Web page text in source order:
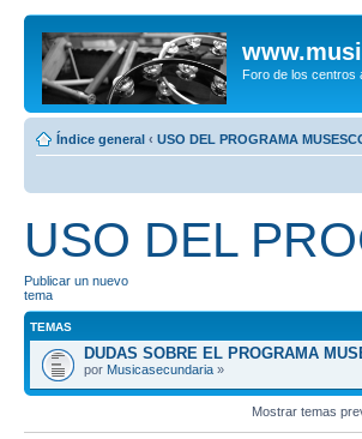
Foro de los centros
Índice general ‹ USO DEL PROGRAMA
USO DEL
Publicar un nuevo
tema
TEMAS
DUDAS SOBRE EL PROGRAMA
por Musicasecundaria »
Mostrar temas